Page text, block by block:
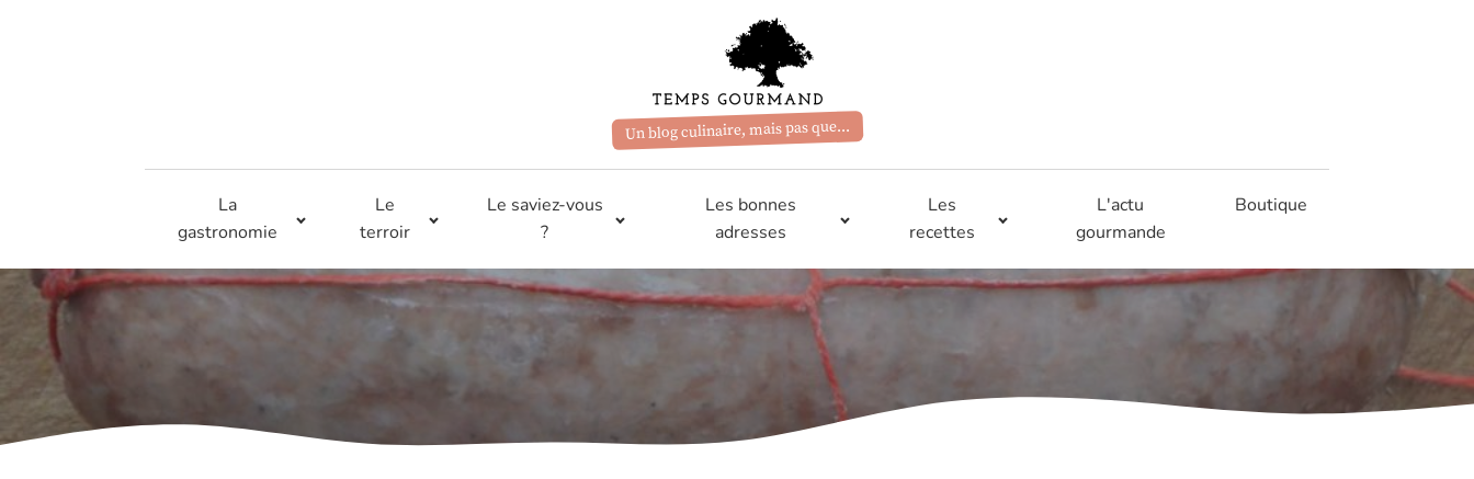
Un blog culinaire, mais pas que...
La
gastronomie
Le
terroir
Le saviez-vous
?
Les bonnes
adresses
Les
recettes
L'actu
gourmande
Boutique